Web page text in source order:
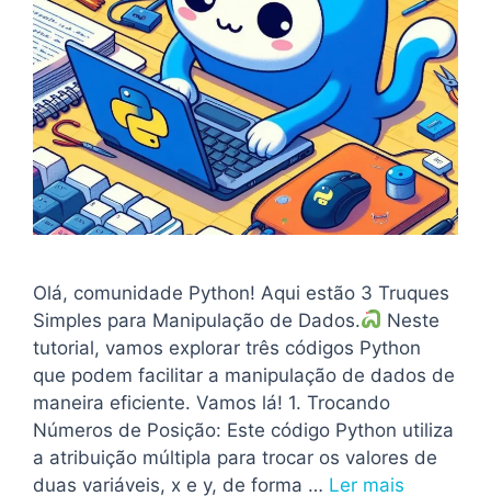
Olá, comunidade Python! Aqui estão 3 Truques
Simples para Manipulação de Dados.
Neste
tutorial, vamos explorar três códigos Python
que podem facilitar a manipulação de dados de
maneira eficiente. Vamos lá! 1. Trocando
Números de Posição: Este código Python utiliza
a atribuição múltipla para trocar os valores de
duas variáveis, x e y, de forma … Ler mais